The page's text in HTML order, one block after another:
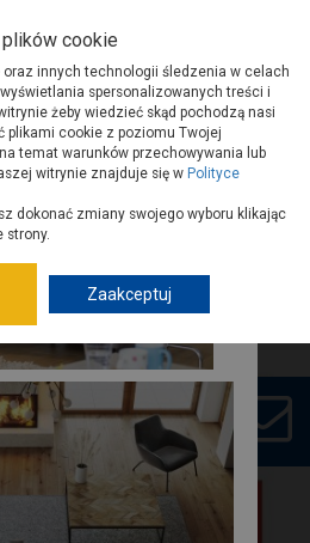
Budowa i remont
i kominy
dom z naturalną termoizolacją Steicoflex
dom z
Steicoflex 036
domu o czyste
cookie
innych technologii śledzenia w celach
spersonalizowanych treści i
żeby wiedzieć skąd pochodzą nasi
plikami cookie z poziomu Twojej
temat warunków przechowywania lub
witrynie znajduje się w Polityce
dokonać zmiany swojego wyboru klikając
strony.
Zaakceptuj